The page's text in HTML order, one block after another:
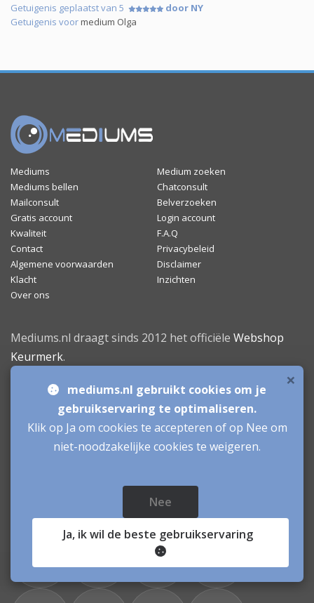
Getuigenis geplaatst van 5
door NY
Getuigenis voormedium Olga
Mediums
Medium zoeken
Mediums bellen
Chatconsult
Mailconsult
Belverzoeken
Gratis account
Login account
Kwaliteit
F.A.Q
Contact
Privacybeleid
Algemene voorwaarden
Disclaimer
Klacht
Inzichten
Over ons
Mediums.nl draagt sinds 2012 het officiële Webshop
Keurmerk.
Daghoroscoop
×
mediums.nl gebruikt cookies om je
gebruikservaring te optimaliseren.
Klik op Ja om cookies te accepteren of op Nee om
niet-noodzakelijke cookies te weigeren.
Nee
Ja, ik wil de beste gebruikservaring